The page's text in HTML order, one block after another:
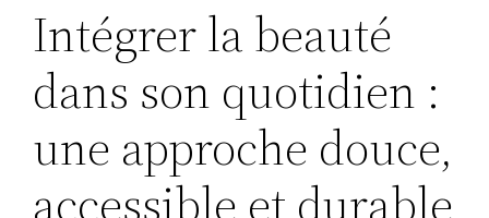
Intégrer la beauté
dans son quotidien :
une approche douce,